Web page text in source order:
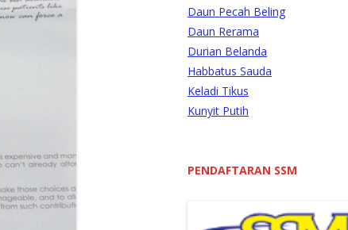
Daun Pecah Beling
Daun Rerama
Durian Belanda
Habbatus Sauda
Keladi Tikus
Kunyit Putih
PENDAFTARAN SSM